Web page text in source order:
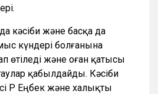
кәсіби және басқа да
күндері болғанына
өтіледі және оған қатысы
қабылдайды. Кәсіби
ҚР Еңбек және халықты